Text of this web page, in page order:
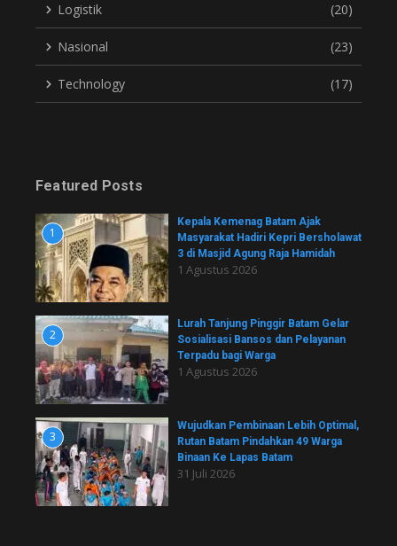
Logistik (20)
Nasional (23)
Technology (17)
Featured Posts
1
Kepala Kemenag Batam Ajak
Masyarakat Hadiri Kepri Bersholawat
3 di Masjid Agung Raja Hamidah
1 Agustus 2026
2
Lurah Tanjung Pinggir Batam Gelar
Sosialisasi Bansos dan Pelayanan
Terpadu bagi Warga
1 Agustus 2026
3
Wujudkan Pembinaan Lebih Optimal,
Rutan Batam Pindahkan 49 Warga
Binaan Ke Lapas Batam
31 Juli 2026